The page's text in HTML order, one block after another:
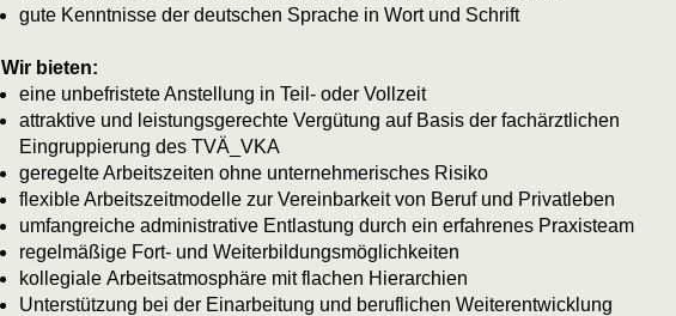
gute Kenntnisse der deutschen Sprache in Wort und Schrift
Wir bieten:
eine unbefristete Anstellung in Teil- oder Vollzeit
attraktive und leistungsgerechte Vergütung auf Basis der fachärztlichen
Eingruppierung des TVÄ_VKA
geregelte Arbeitszeiten ohne unternehmerisches Risiko
flexible Arbeitszeitmodelle zur Vereinbarkeit von Beruf und Privatleben
umfangreiche administrative Entlastung durch ein erfahrenes Praxisteam
regelmäßige Fort- und Weiterbildungsmöglichkeiten
kollegiale Arbeitsatmosphäre mit flachen Hierarchien
Unterstützung bei der Einarbeitung und beruflichen Weiterentwicklung